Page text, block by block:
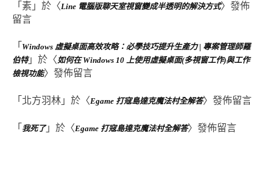
「 素 」於〈Line 電腦版聊天室視窗變成半透明的解決方式〉發佈
留言
「 Windows 虛擬桌面高效攻略：必學技巧提升生產力 | 專案管理師羅
伯特」於〈如何在 Windows 10 上使用虛擬桌面(多視窗工作)與工作
檢視功能〉發佈留言
「 北方羽林 」於〈Egame 打寇島達克魔法村全解答〉發佈留言
「 我死了」於〈Egame 打寇島達克魔法村全解答〉發佈留言